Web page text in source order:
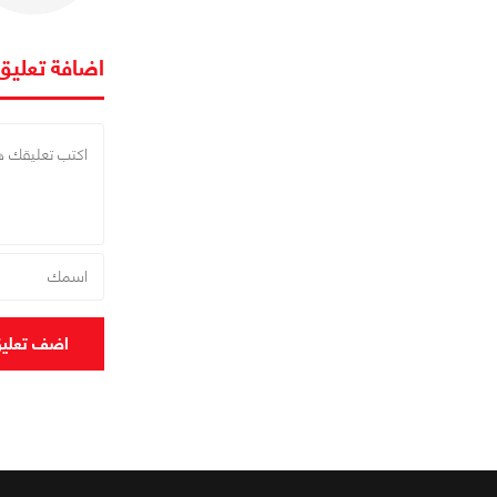
اضافة
اضف